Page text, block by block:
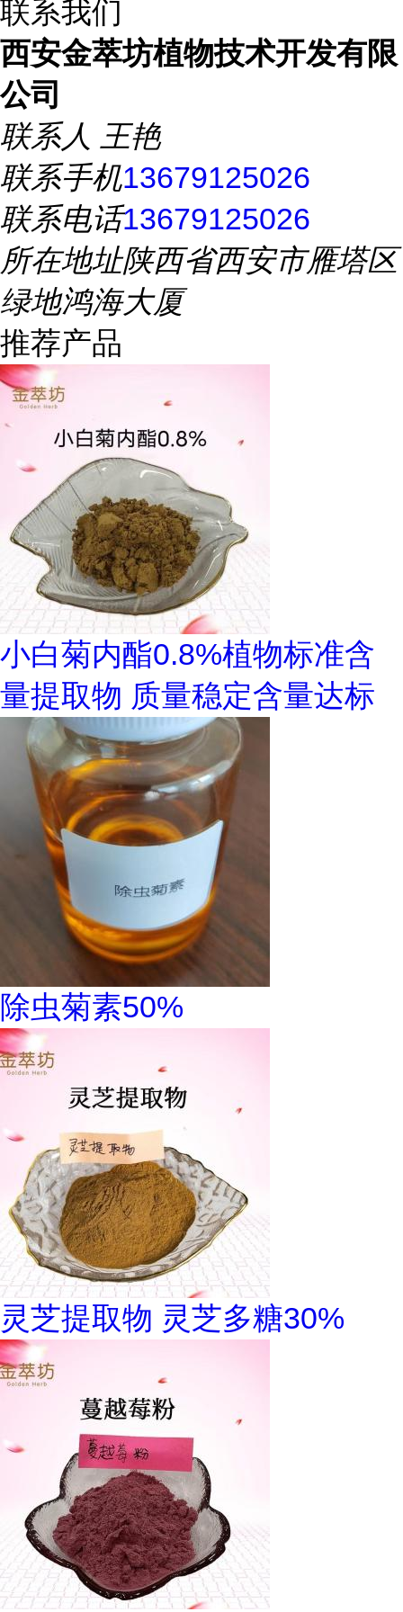
联系我们
西安金萃坊植物技术开发有限
公司
联系人 王艳
联系手机13679125026
联系电话13679125026
所在地址陕西省西安市雁塔区
绿地鸿海大厦
推荐产品
小白菊内酯0.8%植物标准含
量提取物 质量稳定含量达标
除虫菊素50%
灵芝提取物 灵芝多糖30%